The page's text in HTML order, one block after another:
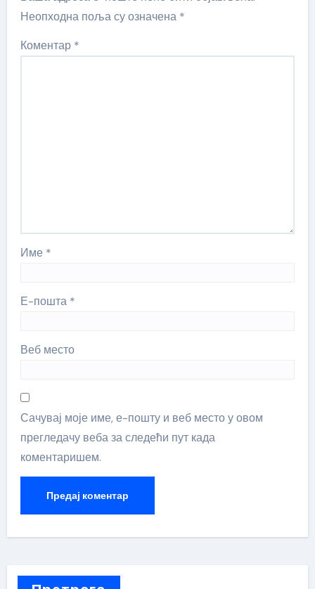
Неопходна поља су означена *
Коментар *
Име *
Е-пошта *
Веб место
Сачувај моје име, е-пошту и веб место у овом
прегледачу веба за следећи пут када
коментаришем.